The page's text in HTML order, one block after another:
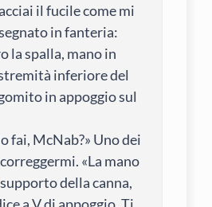
il fucile come mi
in fanteria:
la spalla, mano in
inferiore del
in appoggio sul
fai, McNab?» Uno dei
«La mano
della canna,